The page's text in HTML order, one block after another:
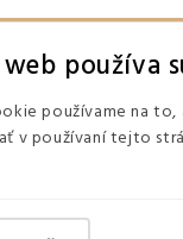
používa
používame na
v používaní tejto